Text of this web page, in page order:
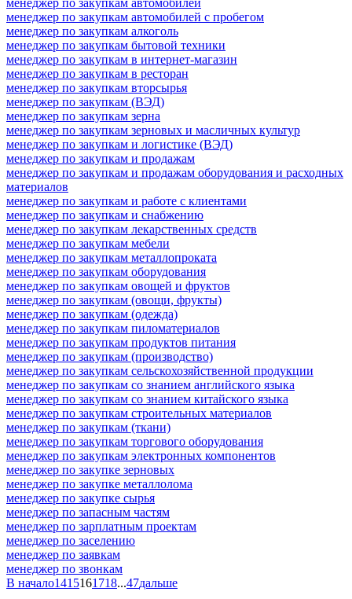
менеджер по закупкам автомобилей с пробегом
менеджер по закупкам алкоголь
менеджер по закупкам бытовой техники
менеджер по закупкам в интернет-магазин
менеджер по закупкам в ресторан
менеджер по закупкам вторсырья
менеджер по закупкам (ВЭД)
менеджер по закупкам зерна
менеджер по закупкам зерновых и масличных культур
менеджер по закупкам и логистике (ВЭД)
менеджер по закупкам и продажам
менеджер по закупкам и продажам оборудования и расходных
материалов
менеджер по закупкам и работе с клиентами
менеджер по закупкам и снабжению
менеджер по закупкам лекарственных средств
менеджер по закупкам мебели
менеджер по закупкам металлопроката
менеджер по закупкам оборудования
менеджер по закупкам овощей и фруктов
менеджер по закупкам (овощи, фрукты)
менеджер по закупкам (одежда)
менеджер по закупкам пиломатериалов
менеджер по закупкам продуктов питания
менеджер по закупкам (производство)
менеджер по закупкам сельскохозяйственной продукции
менеджер по закупкам со знанием английского языка
менеджер по закупкам со знанием китайского языка
менеджер по закупкам строительных материалов
менеджер по закупкам (ткани)
менеджер по закупкам торгового оборудования
менеджер по закупкам электронных компонентов
менеджер по закупке зерновых
менеджер по закупке металлолома
менеджер по закупке сырья
менеджер по запасным частям
менеджер по зарплатным проектам
менеджер по заселению
менеджер по заявкам
менеджер по звонкам
В начало1415161718...47дальше